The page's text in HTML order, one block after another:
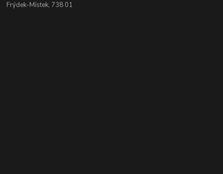
Frýdek-Místek, 738 01